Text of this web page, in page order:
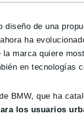
diseño de una
ha
la marca quiere
en tecnologías
BMW, que ha
los usuarios